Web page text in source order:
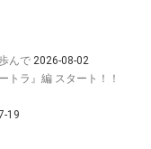
んで 2026-08-02
トラ』編 スタート！！
19